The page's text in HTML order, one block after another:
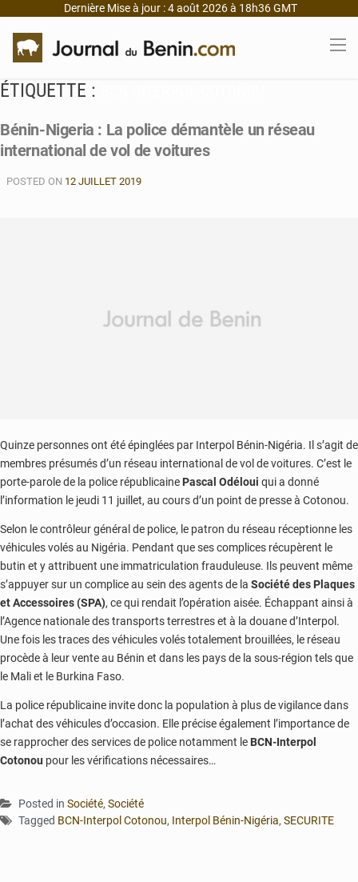
Dernière Mise à jour : 4 août 2026 à 18h36 GMT
ÉTIQUETTE :
Bénin-Nigeria : La police démantèle un réseau
international de vol de voitures
POSTED ON 12 JUILLET 2019
Quinze personnes ont été épinglées par Interpol Bénin-Nigéria. Il s’agit de
membres présumés d’un réseau international de vol de voitures. C’est le
porte-parole de la police républicaine Pascal Odéloui qui a donné
l’information le jeudi 11 juillet, au cours d’un point de presse à Cotonou.
Selon le contrôleur général de police, le patron du réseau réceptionne les
véhicules volés au Nigéria. Pendant que ses complices récupèrent le
butin et y attribuent une immatriculation frauduleuse. Ils peuvent même
s’appuyer sur un complice au sein des agents de la Société des Plaques
et Accessoires (SPA), ce qui rendait l’opération aisée. Échappant ainsi à
l’Agence nationale des transports terrestres et à la douane d’Interpol.
Une fois les traces des véhicules volés totalement brouillées, le réseau
procède à leur vente au Bénin et dans les pays de la sous-région tels que
le Mali et le Burkina Faso.
La police républicaine invite donc la population à plus de vigilance dans
l’achat des véhicules d’occasion. Elle précise également l’importance de
se rapprocher des services de police notamment le BCN-Interpol
Cotonou pour les vérifications nécessaires…
Posted in Société, Société
Tagged BCN-Interpol Cotonou, Interpol Bénin-Nigéria, SECURITE